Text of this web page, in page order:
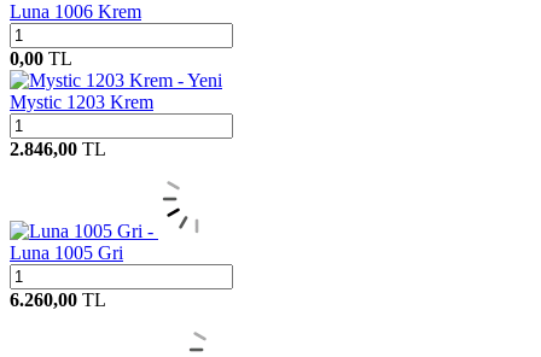
Luna 1006 Krem
0,00 TL
Yeni
Mystic 1203 Krem
2.846,00 TL
Luna 1005 Gri
6.260,00 TL